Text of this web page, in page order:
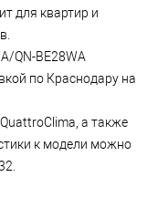
для квартир и
QN-BE28WA
по Краснодару на
а также
к модели можно